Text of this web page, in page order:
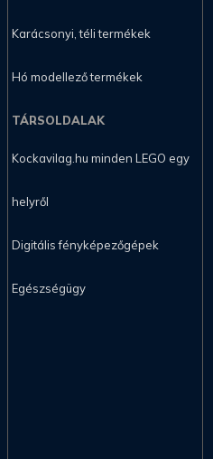
Karácsonyi, téli termékek
Hó modellező termékek
TÁRSOLDALAK
Kockavilag.hu minden LEGO egy
helyről
Digitális fényképezőgépek
Egészségügy